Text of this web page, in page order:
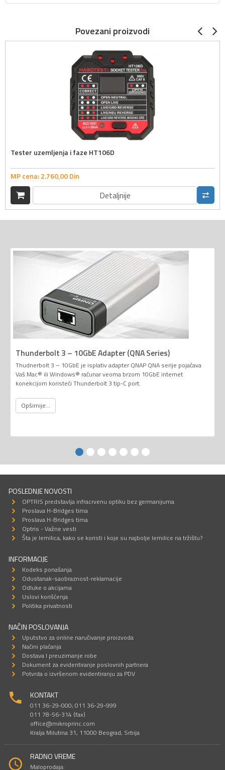
Povezani proizvodi
Tester uzemljenja i faze HT106D
MP cena:2.760,00Din
Detaljnije
Thunderbolt 3 – 10GbE Adapter (QNA Series)
Thudnerbolt 3 – 10GbE je isplativ adapter QNAP QNA serije pojačava
Vaš Mac® ili Windows® računar veoma brzom 10GbE internet
konekcijom koristeći Thunderbolt 3 tip-C port.
Opširnije...
POSLEDNJE NOVOSTI
OPTRIS predstavlja infracrvenu optiku bez germanijuma
Proslava H-Bridges tima
Proslava H-Bridges tima
Optris - Važne vesti
Šta je lemilica, kako se koristi i koje su najbolje lemilice na tržištu?
INFORMACIJE
Kodeks ponašanja
Odustanak-saobraznost-reklamacije
Odluke o akcijama
Uslovi korišćenja
Politika privatnosti
NAČIN POSLOVANJA
Uputstvo za online naručivanje proizvoda
Načini plaćanja
Dostava I preuzimanje robe
Dokument za evidentiranje poslovnih partnera
Potvrda o izvršenom evidentiranju za PDV
KONTAKT
011 36-29-000; 011 36-29-999
011 78-56-314 (fax)
office@mikroprinc.com
Kralja Milutina 31, 11000 Beograd, Srbija
RADNO VREME
Maloprodaja: